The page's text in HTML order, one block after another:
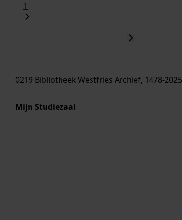
1
0219 Bibliotheek Westfries Archief, 1478-2025
Mijn Studiezaal